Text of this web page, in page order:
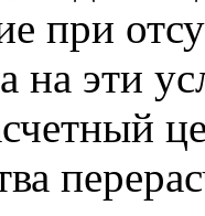
при
на эти